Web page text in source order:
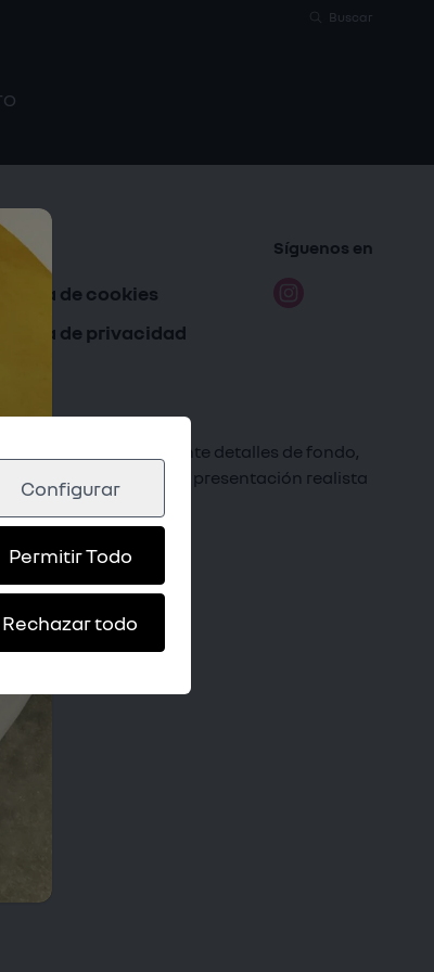
Buscar
de cookies
de privacidad
Síguenos en
—principalmente detalles de fondo,
lo que garantiza una presentación realista
Coco Solution
Configurar
Permitir Todo
Rechazar todo